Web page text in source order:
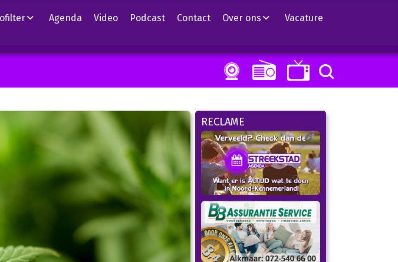
Agenda Video Podcast Contact Over ons Vacature
RECLAME